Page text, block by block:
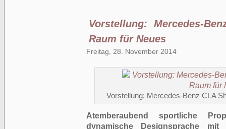
Vorstellung: Mercedes-
Raum für Neues
Freitag, 28. November 2014
Vorstellung: Mercedes-Benz CLA
Atemberaubend sportliche
dynamische Designsprache